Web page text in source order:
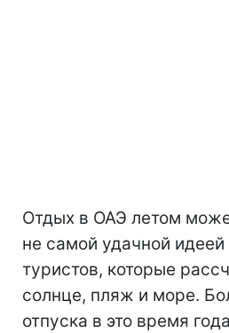
Отдых в ОАЭ летом
не самой удачной идеей
туристов, которые
солнце, пляж и море.
отпуска в это время